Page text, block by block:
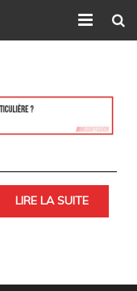
LIRE LA SUITE